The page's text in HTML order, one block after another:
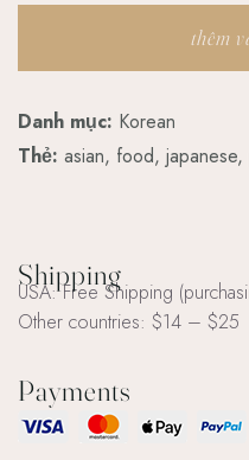
thêm
Danh mục: Korean
Thẻ: asian, food, japanese,
Shipping
USA: Free Shipping
Other countries: $14 – $25
Payments